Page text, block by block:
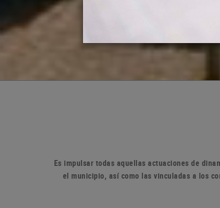
Es impulsar todas aquellas actuaciones de
el municipio, así como las vinculadas a los